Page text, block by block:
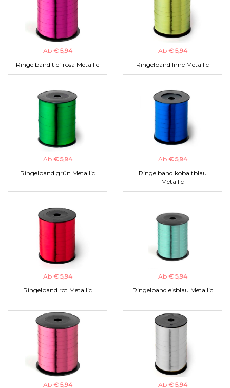
Ab € 5,94
Ringelband tief rosa Metallic
Ab € 5,94
Ringelband lime Metallic
Ab € 5,94
Ringelband grün Metallic
Ab € 5,94
Ringelband kobaltblau
Metallic
Ab € 5,94
Ringelband rot Metallic
Ab € 5,94
Ringelband eisblau Metallic
Ab € 5,94
Ab € 5,94